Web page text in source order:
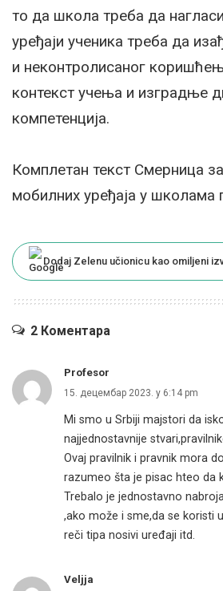
то да школа треба да
уређаји ученика треба да
и неконтролисаног
контекст учења и изградње
компетенција.
Комплетан текст Смерница
мобилних уређаја у школама
Dodaj Zelenu učionicu kao omiljeni
2 Коментара
Profesor
15. децембар 2023. у 6:14 pm
Mi smo u Srbiji majstori da
najjednostavnije
Ovaj pravilnik i pravnik mora
razumeo šta je pisac hteo da
Trebalo je jednostavno
,ako može i sme,da se koristi
reči tipa nosivi uređaji itd.
Veljja